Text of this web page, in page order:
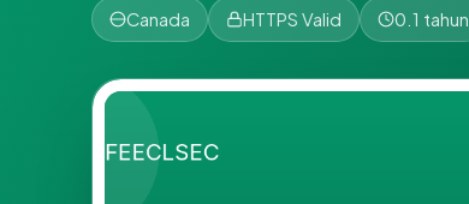
Canada HTTPS Valid 0.1 tahun